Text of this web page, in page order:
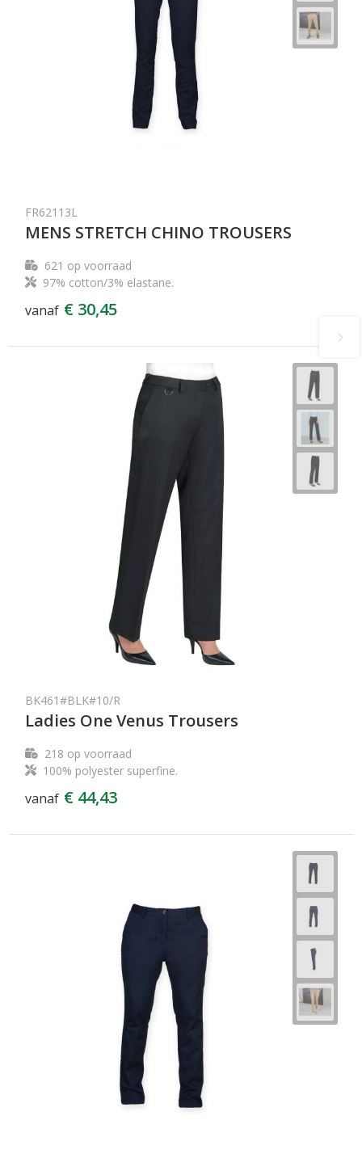
FR62113L
MENS STRETCH CHINO TROUSERS
621 op voorraad
97% cotton/3% elastane.
vanaf € 30,45
BK461#BLK#10/R
Ladies One Venus Trousers
218 op voorraad
100% polyester superfine.
vanaf € 44,43